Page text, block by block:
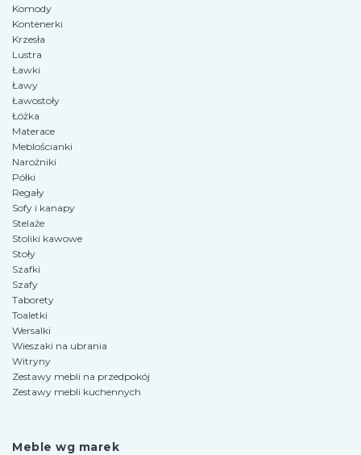
Komody
Kontenerki
Krzesła
Lustra
Ławki
Ławy
Ławostoły
Łóżka
Materace
Meblościanki
Narożniki
Półki
Regały
Sofy i kanapy
Stelaże
Stoliki kawowe
Stoły
Szafki
Szafy
Taborety
Toaletki
Wersalki
Wieszaki na ubrania
Witryny
Zestawy mebli na przedpokój
Zestawy mebli kuchennych
Meble wg marek